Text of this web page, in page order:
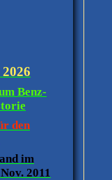
Benz-
den
im
2011